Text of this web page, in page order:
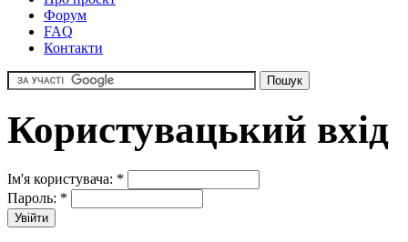
Форум
FAQ
Контакти
Користувацький вхід
Ім'я користувача: *
Пароль: *